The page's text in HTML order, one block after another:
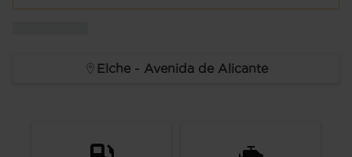
Elche - Avenida de Alicante